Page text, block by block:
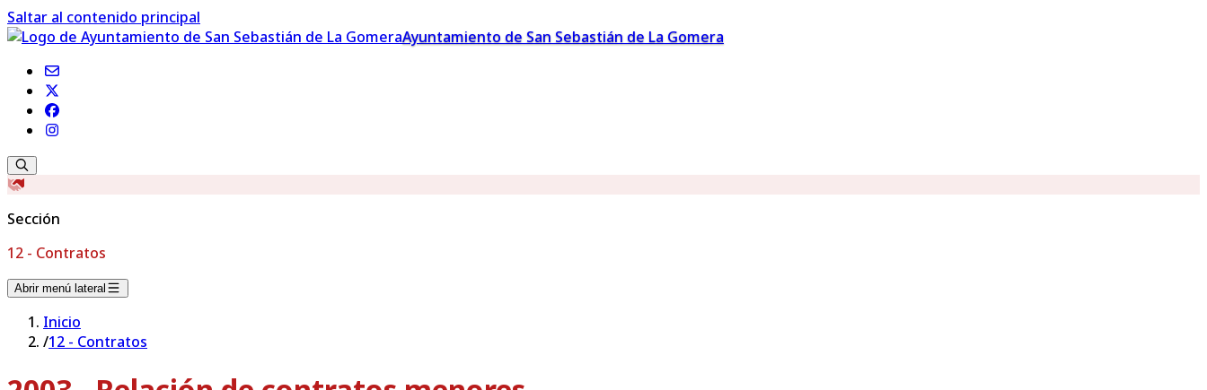
Saltar al contenido principal
Ayuntamiento de San Sebastián de La Gomera
Sección
12 - Contratos
Abrir menú lateral
Inicio
/12 - Contratos